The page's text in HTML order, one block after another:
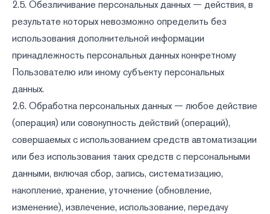
2.5. Обезличивание персональных данных — действия, в
результате которых невозможно определить без
использования дополнительной информации
принадлежность персональных данных конкретному
Пользователю или иному субъекту персональных
данных.
2.6. Обработка персональных данных — любое действие
(операция) или совокупность действий (операций),
совершаемых с использованием средств автоматизации
или без использования таких средств с персональными
данными, включая сбор, запись, систематизацию,
накопление, хранение, уточнение (обновление,
изменение), извлечение, использование, передачу